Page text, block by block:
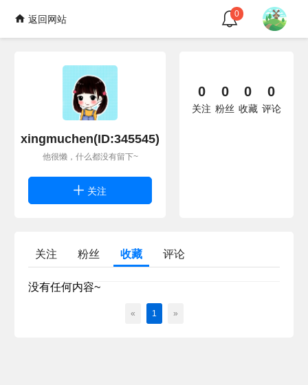
返回网站 0
xingmuchen(ID:345545)
他很懒，什么都没有留下~
关注
0
关注
0
粉丝
0
收藏
0
评论
关注 粉丝 收藏 评论
没有任何内容~
« 1 »